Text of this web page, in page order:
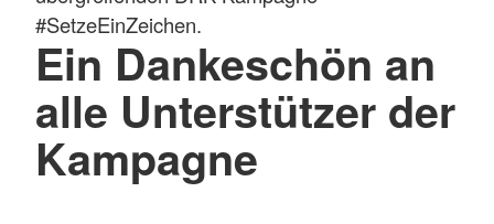
#SetzeEinZeichen.
Ein Dankeschön an
alle Unterstützer der
Kampagne